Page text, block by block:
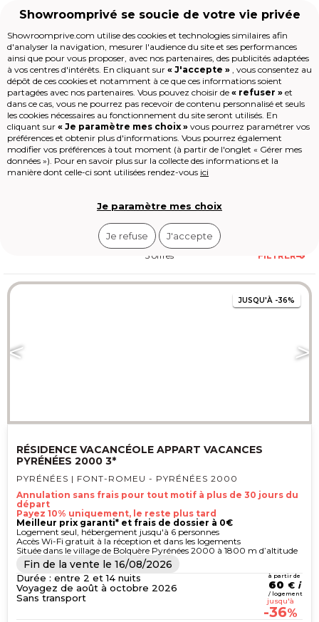
Accueil
Maison
Mode
Voyages
Enfant
Beauté
Sport
Voyages Ski Ski Séjour ski Pyrénées
Séjour ski dans les Pyrénées
Les Pyrénées offrent250 km de pistes
réparties sur une dizaine de domaines
skiables accessibles. Les forfaits
démarrent à 42 € la journée, avec des
formules séjour incluant hébergement
et remontées mécaniques dès 400 €
Voir plus
5 offres FILTRER
JUSQU'À -36%
RÉSIDENCE VACANCÉOLE APPART VACANCES
PYRÉNÉES 2000 3*
PYRÉNÉES | FONT-ROMEU - PYRÉNÉES 2000
Annulation sans frais pour tout motif à plus de 30 jours du
départ
Payez 10% uniquement, le reste plus tard
Meilleur prix garanti* et frais de dossier à 0€
Logement seul, hébergement jusqu'à 6 personnes
Accès Wi-Fi gratuit à la réception et dans les logements
Située dans le village de Bolquère Pyrénées 2000 à 1800 m d’altitude
Fin de la vente le 16/08/2026
Durée : entre 2 et 14 nuits
Voyagez de août à octobre 2026
Sans transport
à partir de
60 €
/ logement
jusqu'à
-36%
Showroomprivé se soucie de votre vie privée
Showroomprive.com utilise des cookies et technologies similaires afin
d'analyser la navigation, mesurer l'audience du site et ses performances
ainsi que pour vous proposer, avec nos partenaires, des publicités adaptées
à vos centres d'intérêts. En cliquant sur « J'accepte » , vous consentez au
dépôt de ces cookies et notamment à ce que ces informations soient
partagées avec nos partenaires. Vous pouvez choisir de « refuser » et
dans ce cas, vous ne pourrez pas recevoir de contenu personnalisé et seuls
les cookies nécessaires au fonctionnement du site seront utilisés. En
cliquant sur « Je paramètre mes choix » vous pourrez paramétrer vos
préférences et obtenir plus d'informations. Vous pourrez également
modifier vos préférences à tout moment (à partir de l'onglet « Gérer mes
données »). Pour en savoir plus sur la collecte des informations et la
manière dont celle-ci sont utilisées rendez-vous ici
Je paramètre mes choix
Je refuse J'accepte